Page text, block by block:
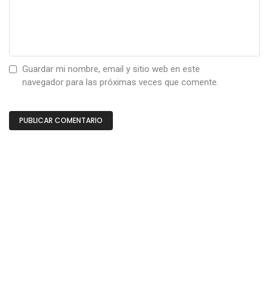
Guardar mi nombre, email y sitio web en este
navegador para las próximas veces que comente.